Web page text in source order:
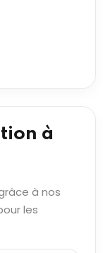
à
à nos
les